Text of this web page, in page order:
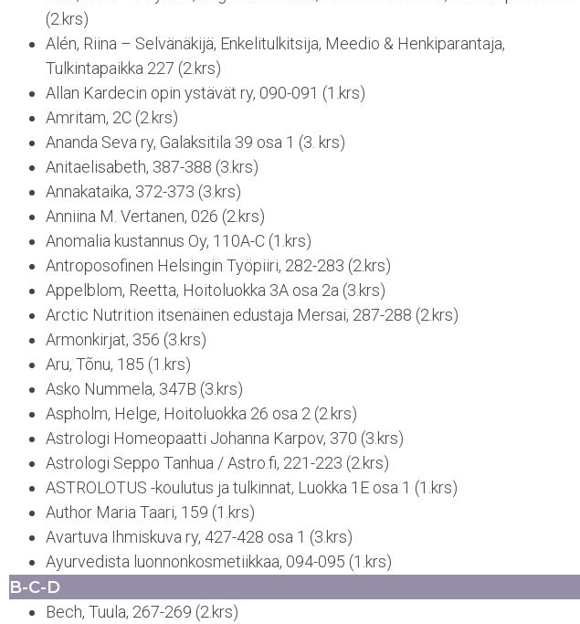
(2.krs)
Alén, Riina – Selvänäkijä, Enkelitulkitsija, Meedio & Henkiparantaja,
Tulkintapaikka 227 (2.krs)
Allan Kardecin opin ystävät ry, 090-091 (1.krs)
Amritam, 2C (2.krs)
Ananda Seva ry, Galaksitila 39 osa 1 (3. krs)
Anitaelisabeth, 387-388 (3.krs)
Annakataika, 372-373 (3.krs)
Anniina M. Vertanen, 026 (2.krs)
Anomalia kustannus Oy, 110A-C (1.krs)
Antroposofinen Helsingin Työpiiri, 282-283 (2.krs)
Appelblom, Reetta, Hoitoluokka 3A osa 2a (3.krs)
Arctic Nutrition itsenäinen edustaja Mersai, 287-288 (2.krs)
Armonkirjat, 356 (3.krs)
Aru, Tõnu, 185 (1.krs)
Asko Nummela, 347B (3.krs)
Aspholm, Helge, Hoitoluokka 26 osa 2 (2.krs)
Astrologi Homeopaatti Johanna Karpov, 370 (3.krs)
Astrologi Seppo Tanhua / Astro.fi, 221-223 (2.krs)
ASTROLOTUS -koulutus ja tulkinnat, Luokka 1E osa 1 (1.krs)
Author Maria Taari, 159 (1.krs)
Avartuva Ihmiskuva ry, 427-428 osa 1 (3.krs)
Ayurvedista luonnonkosmetiikkaa, 094-095 (1.krs)
B-C-D
Bech, Tuula, 267-269 (2.krs)